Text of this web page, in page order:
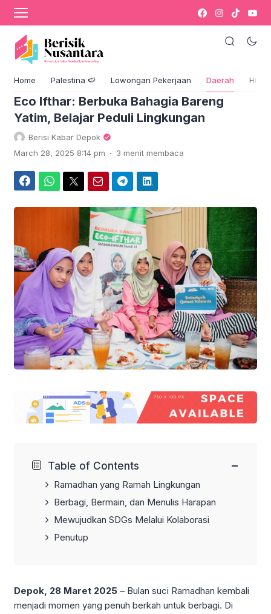
Home Palestina 🍉 Lowongan Pekerjaan Daerah
Komentar › Blog & Berita
Eco Ifthar: Berbuka Bahagia Bareng
Yatim, Belajar Peduli Lingkungan
Berisi Kabar Depok
March 28, 2025 8:14 pm . 3 menit membaca
Table of Contents −
Ramadhan yang Ramah Lingkungan
Berbagi, Bermain, dan Menulis Harapan
Mewujudkan SDGs Melalui Kolaborasi
Penutup
Depok, 28 Maret 2025 – Bulan suci Ramadhan kembali
menjadi momen yang penuh berkah untuk berbagi. Di